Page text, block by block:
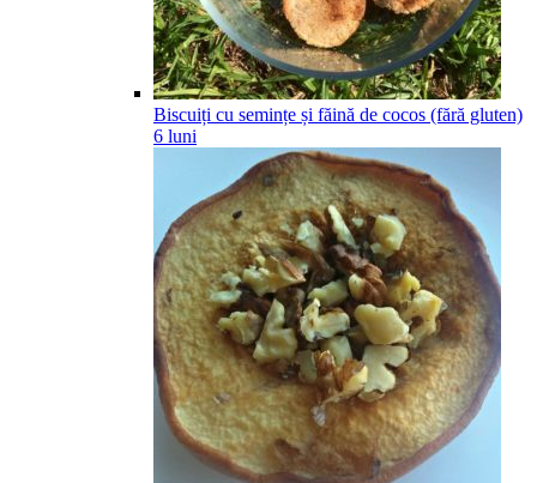
Biscuiți cu semințe și făină de cocos (fără gluten)
6 luni